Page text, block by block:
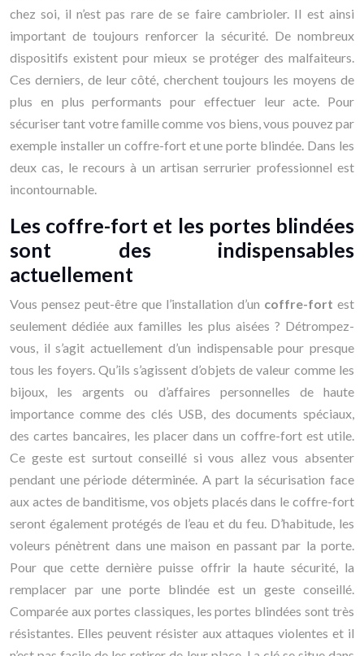
chez soi, il n’est pas rare de se faire cambrioler. Il est ainsi
important de toujours renforcer la sécurité. De nombreux
dispositifs existent pour mieux se protéger des malfaiteurs.
Ces derniers, de leur côté, cherchent toujours les moyens de
plus en plus performants pour effectuer leur acte. Pour
sécuriser tant votre famille comme vos biens, vous pouvez par
exemple installer un coffre-fort et une porte blindée. Dans les
deux cas, le recours à un artisan serrurier professionnel est
incontournable.
Les coffre-fort et les portes blindées
sont des indispensables
actuellement
Vous pensez peut-être que l’installation d’un coffre-fort est
seulement dédiée aux familles les plus aisées ? Détrompez-
vous, il s’agit actuellement d’un indispensable pour presque
tous les foyers. Qu’ils s’agissent d’objets de valeur comme les
bijoux, les argents ou d’affaires personnelles de haute
importance comme des clés USB, des documents spéciaux,
des cartes bancaires, les placer dans un coffre-fort est utile.
Ce geste est surtout conseillé si vous allez vous absenter
pendant une période déterminée. A part la sécurisation face
aux actes de banditisme, vos objets placés dans le coffre-fort
seront également protégés de l’eau et du feu. D’habitude, les
voleurs pénètrent dans une maison en passant par la porte.
Pour que cette dernière puisse offrir la haute sécurité, la
remplacer par une porte blindée est un geste conseillé.
Comparée aux portes classiques, les portes blindées sont très
résistantes. Elles peuvent résister aux attaques violentes et il